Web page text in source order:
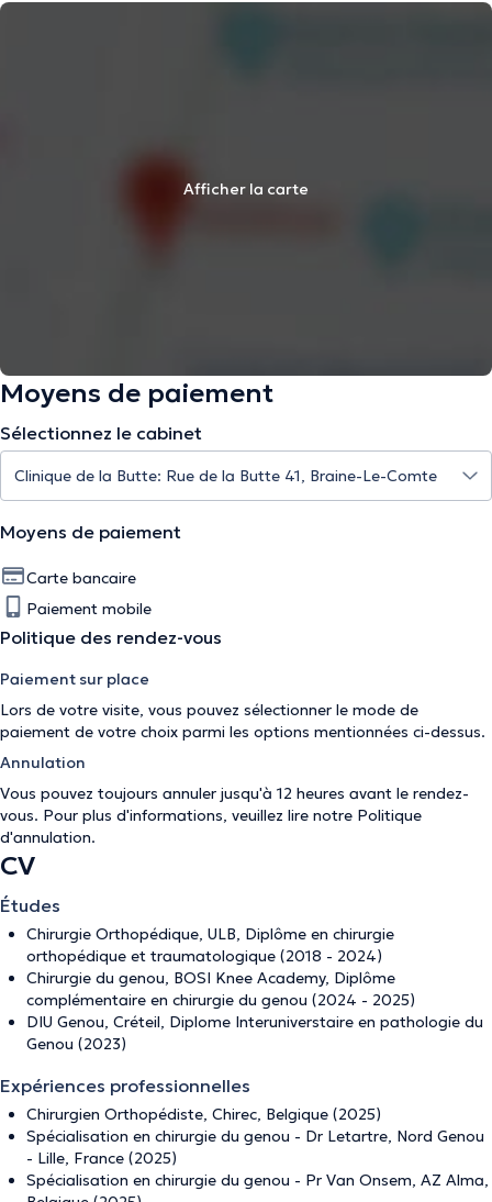
Afficher la carte
Moyens de paiement
Sélectionnez le cabinet
Moyens de paiement
Carte bancaire
Paiement mobile
Politique des rendez-vous
Paiement sur place
Lors de votre visite, vous pouvez sélectionner le mode de
paiement de votre choix parmi les options mentionnées ci-dessus.
Annulation
Vous pouvez toujours annuler jusqu'à 12 heures avant le rendez-
vous. Pour plus d'informations, veuillez lire notre Politique
d'annulation.
CV
Études
Chirurgie Orthopédique, ULB, Diplôme en chirurgie
orthopédique et traumatologique (2018 - 2024)
Chirurgie du genou, BOSI Knee Academy, Diplôme
complémentaire en chirurgie du genou (2024 - 2025)
DIU Genou, Créteil, Diplome Interuniverstaire en pathologie du
Genou (2023)
Expériences professionnelles
Chirurgien Orthopédiste, Chirec, Belgique (2025)
Spécialisation en chirurgie du genou - Dr Letartre, Nord Genou
- Lille, France (2025)
Spécialisation en chirurgie du genou - Pr Van Onsem, AZ Alma,